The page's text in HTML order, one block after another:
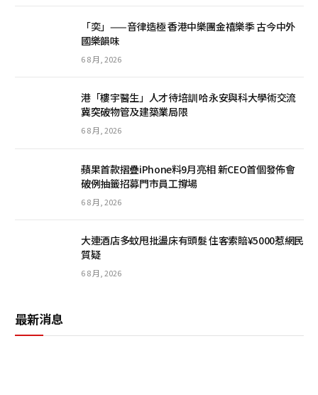
「奕」——音律造極 香港中樂團金禧樂季 古今中外
國樂韻味
6 8 月, 2026
港「樓宇醫生」人才待培訓 哈永安與科大學術交流
冀突破物管及建築業局限
6 8 月, 2026
蘋果首款摺疊iPhone料9月亮相 新CEO首個發佈會
破例抽籤招募門市員工撐場
6 8 月, 2026
大連酒店多蚊甩批盪床有頭髮 住客索賠¥5000惹網民
質疑
6 8 月, 2026
最新消息